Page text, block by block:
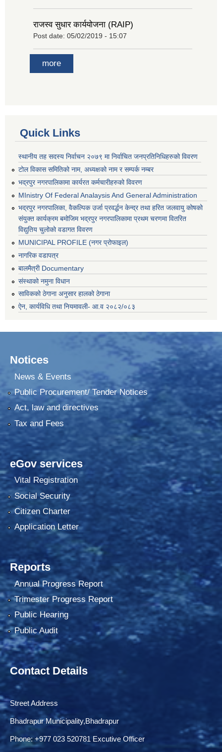
राजस्व सुधार कार्ययोजना (RAIP)
Post date: 05/02/2019 - 15:07
more
Quick Links
स्थानीय तह सदस्य निर्वाचन २०७९ मा निर्वाचित जनप्रतिनिधिहरुको विवरण
टोल विकास समितिको नाम, अध्यक्षको नाम र सम्पर्क नम्बर
भद्रपुर नगरपालिकामा कार्यरत कर्मचारीहरुको विवरण
MInistry Of Federal Analaysis And General Administration
भद्रपुर नगरपालिका, वैकल्पिक उर्जा प्रवर्द्धन केन्द्र तथा हरित जलवायु कोषको
संयुक्त कार्यक्रम बमोजिम भद्रपुर नगरपालिकामा प्रथम चरणमा वितरित
विद्युतिय चुलोको वडागत विवरण
MUNICIPAL PROFILE (नगर प्रोफाइल)
नागरिक वडापत्र
बालमैत्री Documentary
संस्थाको नमुना विधान
साविकको ठेगाना अनुसार हालको ठेगाना
ऐन, कार्यविधि तथा नियमावली- आ.व २०८२/०८३
Notices
News & Events
Public Procurement/ Tender Notices
Act, law and directives
Tax and Fees
eGov services
Vital Registration
Social Security
Citizen Charter
Application Letter
Reports
Annual Progress Report
Trimester Progress Report
Public Hearing
Public Audit
Contact Details
Street Address
Bhadrapur Municipality,Bhadrapur
Phone: ‌+977 023 520781 Excutive Officer